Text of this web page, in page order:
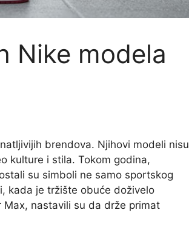
Nike modela
brendova. Njihovi modeli nisu
kulture i stila. Tokom godina,
su simboli ne samo sportskog
kada je tržište obuće doživelo
nastavili su da drže primat